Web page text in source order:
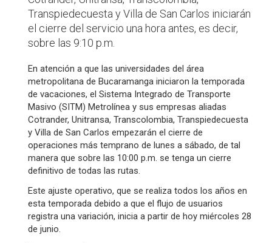
Transpiedecuesta y Villa de San Carlos iniciarán
el cierre del servicio una hora antes, es decir,
sobre las 9:10 p.m.
En atención a que las universidades del área
metropolitana de Bucaramanga iniciaron la temporada
de vacaciones, el Sistema Integrado de Transporte
Masivo (SITM) Metrolínea y sus empresas aliadas
Cotrander, Unitransa, Transcolombia, Transpiedecuesta
y Villa de San Carlos empezarán el cierre de
operaciones más temprano de lunes a sábado, de tal
manera que sobre las 10:00 p.m. se tenga un cierre
definitivo de todas las rutas.
Este ajuste operativo, que se realiza todos los años en
esta temporada debido a que el flujo de usuarios
registra una variación, inicia a partir de hoy miércoles 28
de junio.